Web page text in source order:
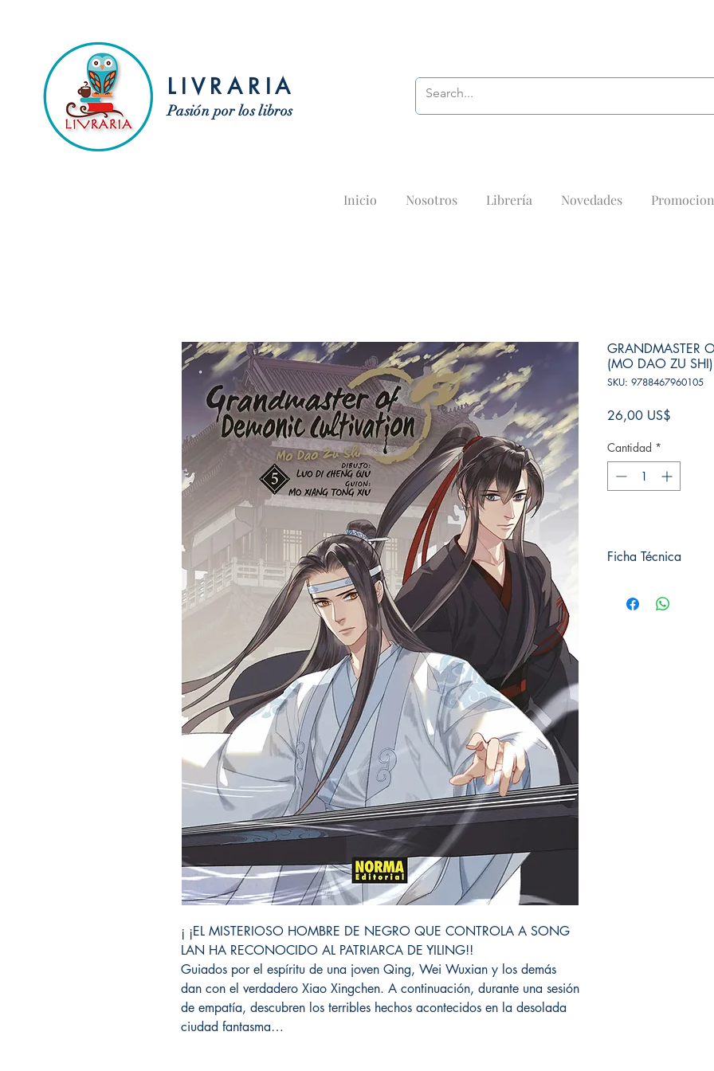
LIVRARIA
Pasión por los libros
Inicio Nosotros Librería Novedades
¡ ¡EL MISTERIOSO HOMBRE DE NEGRO QUE CONTROLA A SONG
LAN HA RECONOCIDO AL PATRIARCA DE YILING!!
Guiados por el espíritu de una joven Qing, Wei Wuxian y los demás
dan con el verdadero Xiao Xingchen. A continuación, durante una sesión
de empatía, descubren los terribles hechos acontecidos en la desolada
ciudad fantasma…
GRANDMASTER
(MO DAO ZU
SKU: ⁣⁣⁣9788467960105
26,00 US$
Cantidad *
Ficha Técnica
Editorial: ⁣⁣⁣NORMA